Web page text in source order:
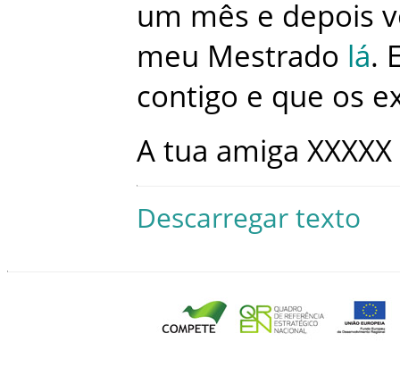
um mês e depois
meu Mestrado lá.
contigo e que os
A tua amiga XXXXX
Descarregar texto